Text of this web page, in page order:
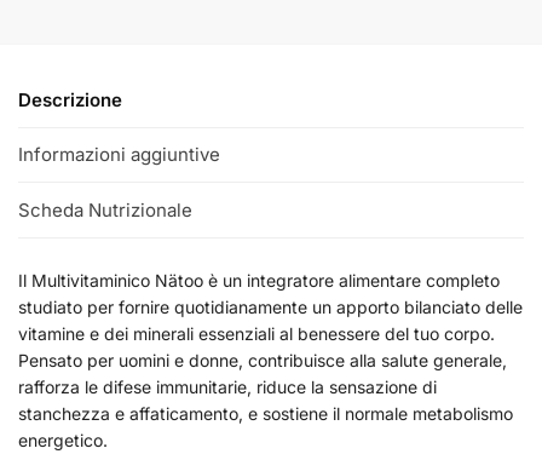
Descrizione
Informazioni aggiuntive
Scheda Nutrizionale
Il Multivitaminico Nätoo è un integratore alimentare completo
studiato per fornire quotidianamente un apporto bilanciato delle
vitamine e dei minerali essenziali al benessere del tuo corpo.
Pensato per uomini e donne, contribuisce alla salute generale,
rafforza le difese immunitarie, riduce la sensazione di
stanchezza e affaticamento, e sostiene il normale metabolismo
energetico.